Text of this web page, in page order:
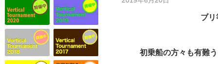
ブ
初乗船の方々も有難